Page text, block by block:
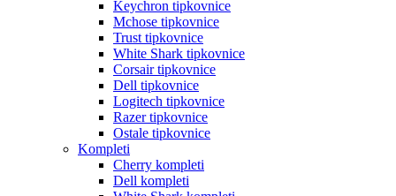
Keychron tipkovnice
Mchose tipkovnice
Trust tipkovnice
White Shark tipkovnice
Corsair tipkovnice
Dell tipkovnice
Logitech tipkovnice
Razer tipkovnice
Ostale tipkovnice
Kompleti
Cherry kompleti
Dell kompleti